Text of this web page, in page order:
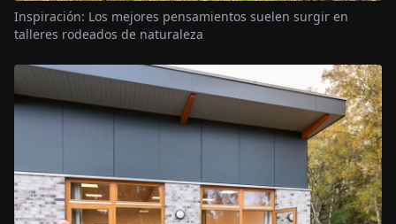
Inspiración: Los mejores pensamientos suelen surgir en
talleres rodeados de naturaleza